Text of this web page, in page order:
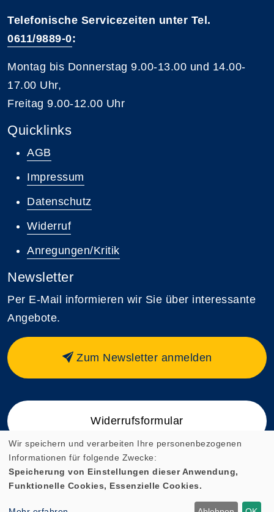
Telefonische Servicezeiten unter Tel.
0611/9889-0:
Montag bis Donnerstag 9.00-13.00 und 14.00-
17.00 Uhr,
Freitag 9.00-12.00 Uhr
Quicklinks
AGB
Impressum
Datenschutz
Widerruf
Anregungen/Kritik
Newsletter
Per E-Mail informieren wir Sie über interessante
Angebote.
Zum Newsletter anmelden
Widerrufsformular
Cookie Einstellungen
Wir speichern und verarbeiten Ihre personenbezogenen
Informationen für folgende Zwecke:
Speicherung von Einstellungen dieser Anwendung,
Funktionelle Cookies, Essenzielle Cookies.